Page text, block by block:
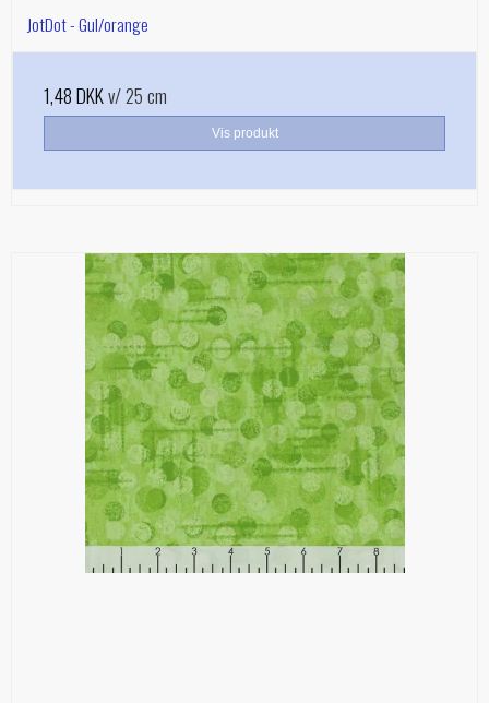
JotDot - Gul/orange
1,48 DKKv/ 25 cm
Vis produkt